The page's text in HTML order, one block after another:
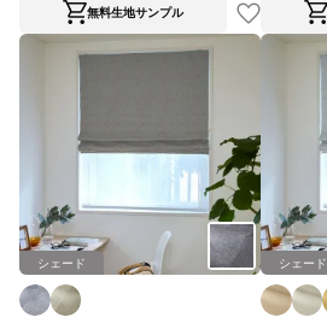
無料生地サンプル
シェード シェード